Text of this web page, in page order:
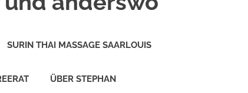
SURIN THAI MASSAGE SAARLOUIS
ÜBER STEPHAN